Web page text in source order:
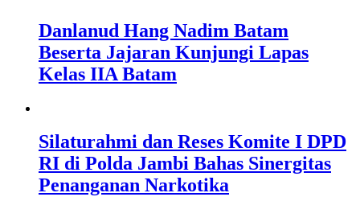
Danlanud Hang Nadim Batam
Beserta Jajaran Kunjungi Lapas
Kelas IIA Batam
Silaturahmi dan Reses Komite I DPD
RI di Polda Jambi Bahas Sinergitas
Penanganan Narkotika